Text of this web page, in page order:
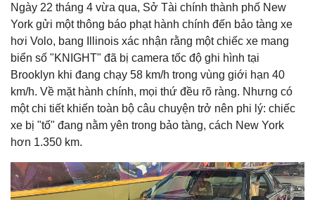
Ngày 22 tháng 4 vừa qua, Sở Tài chính thành phố New
York gửi một thông báo phạt hành chính đến bảo tàng xe
hơi Volo, bang Illinois xác nhận rằng một chiếc xe mang
biển số "KNIGHT" đã bị camera tốc độ ghi hình tại
Brooklyn khi đang chạy 58 km/h trong vùng giới hạn 40
km/h. Về mặt hành chính, mọi thứ đều rõ ràng. Nhưng có
một chi tiết khiến toàn bộ câu chuyện trở nên phi lý: chiếc
xe bị "tố" đang nằm yên trong bảo tàng, cách New York
hơn 1.350 km.